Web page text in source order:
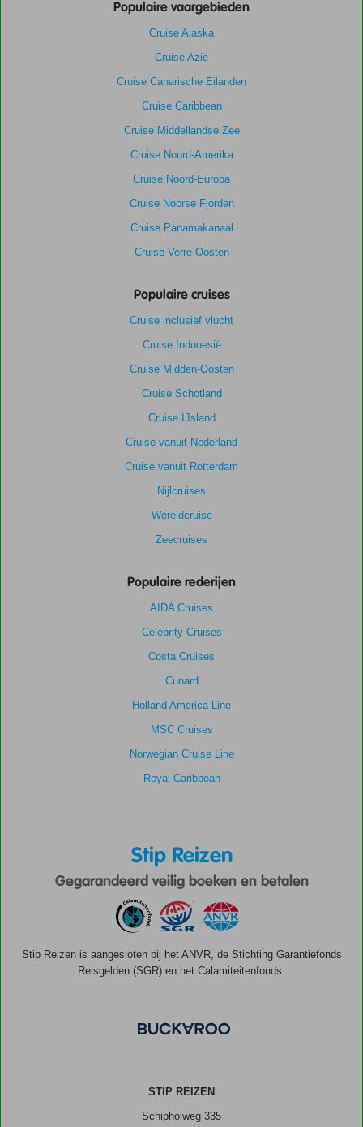
Populaire vaargebieden
Cruise Alaska
Cruise Azië
Cruise Canarische Eilanden
Cruise Caribbean
Cruise Middellandse Zee
Cruise Noord-Amerika
Cruise Noord-Europa
Cruise Noorse Fjorden
Cruise Panamakanaal
Cruise Verre Oosten
Populaire cruises
Cruise inclusief vlucht
Cruise Indonesië
Cruise Midden-Oosten
Cruise Schotland
Cruise IJsland
Cruise vanuit Nederland
Cruise vanuit Rotterdam
Nijlcruises
Wereldcruise
Zeecruises
Populaire rederijen
AIDA Cruises
Celebrity Cruises
Costa Cruises
Cunard
Holland America Line
MSC Cruises
Norwegian Cruise Line
Royal Caribbean
Stip Reizen
Gegarandeerd veilig boeken en betalen
Stip Reizen is aangesloten bij het ANVR, de Stichting Garantiefonds
Reisgelden (SGR) en het Calamiteitenfonds.
STIP REIZEN
Schipholweg 335